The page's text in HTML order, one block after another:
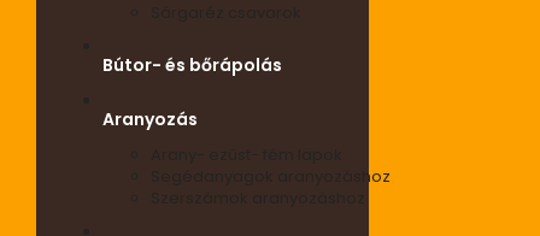
Sárgaréz csavarok
Bútor- és bőrápolás
Aranyozás
Arany- ezüst- fém lapok
Segédanyagok aranyozáshoz
Szerszámok aranyozáshoz